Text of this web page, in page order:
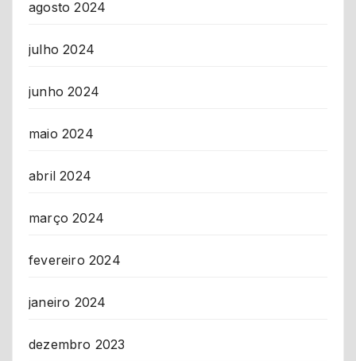
agosto 2024
julho 2024
junho 2024
maio 2024
abril 2024
março 2024
fevereiro 2024
janeiro 2024
dezembro 2023